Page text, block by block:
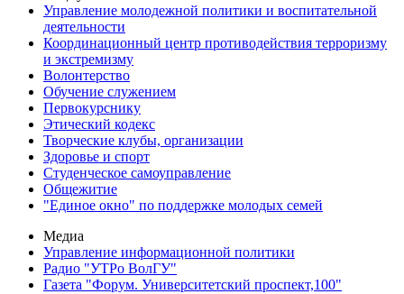
Управление молодежной политики и воспитательной
деятельности
Координационный центр противодействия терроризму
и экстремизму
Волонтерство
Обучение служением
Первокурснику
Этический кодекс
Творческие клубы, организации
Здоровье и спорт
Студенческое самоуправление
Общежитие
"Единое окно" по поддержке молодых семей
Медиа
Управление информационной политики
Радио "УТРо ВолГУ"
Газета "Форум. Университетский проспект,100"